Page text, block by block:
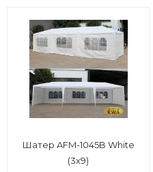
Шатер AFM-1045B White
(3х9)